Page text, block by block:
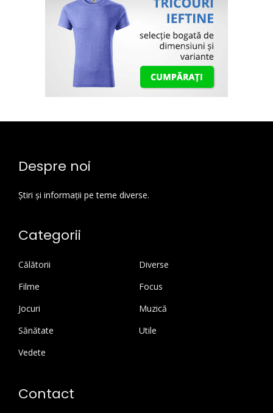
Despre noi
Știri și informații pe teme diverse.
Categorii
Călătorii
Diverse
Filme
Focus
Jocuri
Muzică
Sănătate
Utile
Vedete
Contact